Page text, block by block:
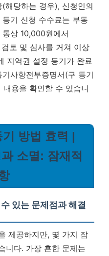
해당하는 경우), 신청인의
기 신청 수수료는 부동
상 10,000원에서
토 및 심사를 거쳐 이상
지역권 설정 등기가 완료
사항전부증명서(구 등기
용을 확인할 수 있습니
방법 효력 |
소멸: 잠재적
있는 문제점과 해결
제공하지만, 몇 가지 잠
니다. 가장 흔한 문제는